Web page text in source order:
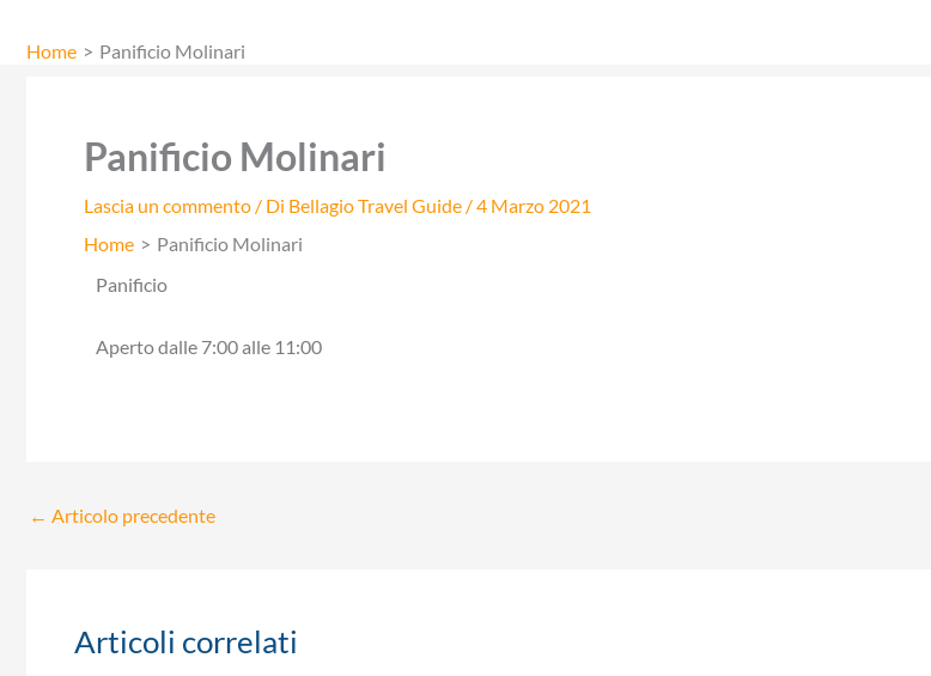
Home Panificio Molinari
Panificio Molinari
Lascia un commento / Di Bellagio Travel Guide /4 Marzo 2021
Home
Panificio Molinari
Panificio
Aperto dalle 7:00 alle 11:00
← Articolo precedente
Articoli correlati